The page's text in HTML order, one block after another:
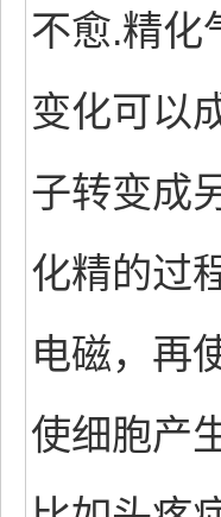
不愈.精化
变化可以
子转变成
化精的过
电磁，再
使细胞产